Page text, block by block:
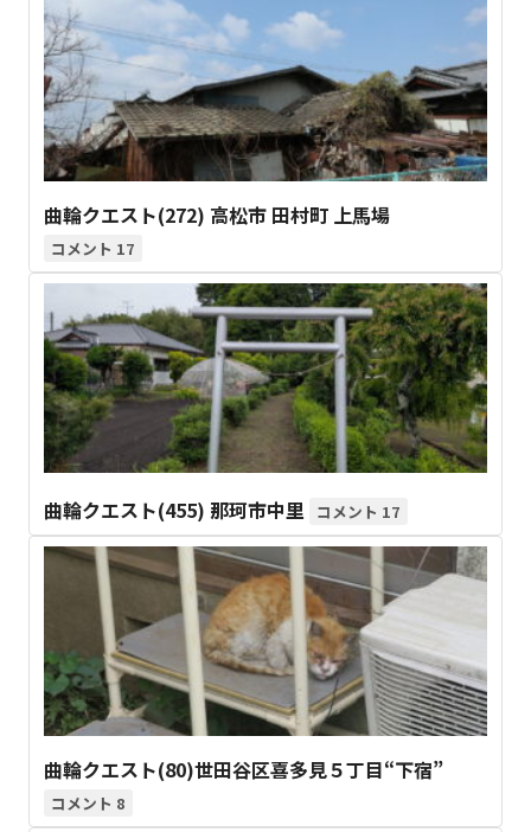
曲輪クエスト(272) 高松市 田村町 上馬場
17
曲輪クエスト(455) 那珂市中里 17
曲輪クエスト(80)世田谷区喜多見５丁目“下宿”
8